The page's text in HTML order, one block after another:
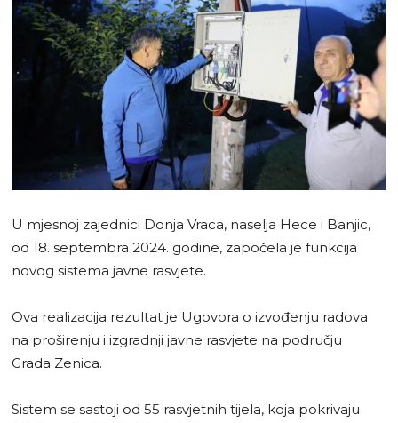
U mjesnoj zajednici Donja Vraca, naselja Hece i Banjic,
od 18. septembra 2024. godine, započela je funkcija
novog sistema javne rasvjete.
Ova realizacija rezultat je Ugovora o izvođenju radova
na proširenju i izgradnji javne rasvjete na području
Grada Zenica.
Sistem se sastoji od 55 rasvjetnih tijela, koja pokrivaju